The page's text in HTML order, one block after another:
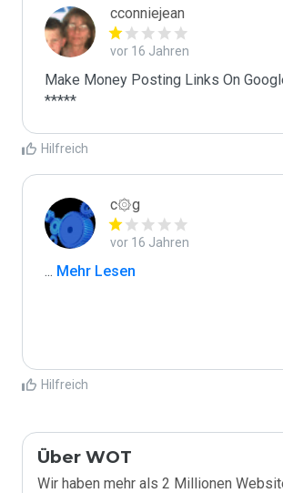
cconniejean
vor 16 Jahren
Make Money Posting Links On
*****
Hilfreich
c۞g
vor 16 Jahren
... Mehr Lesen
Hilfreich
Über WOT
Wir haben mehr als 2 Millionen